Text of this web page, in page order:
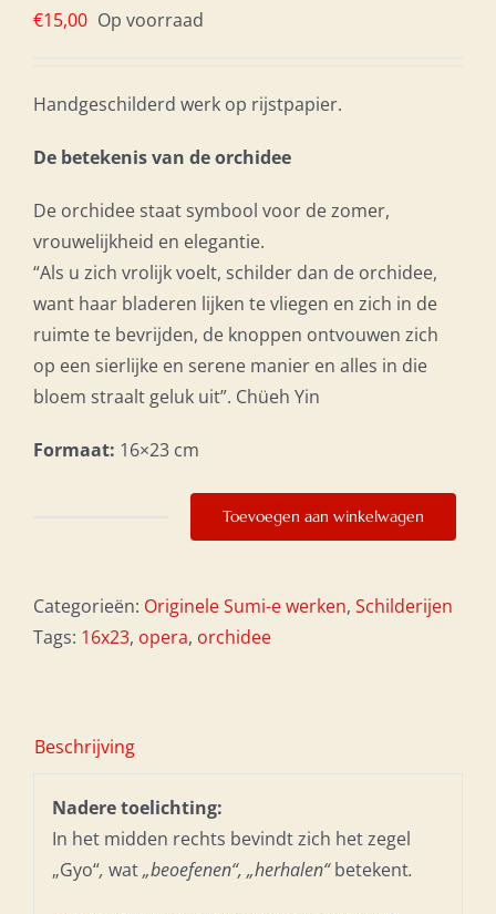
€15,00 Op voorraad
Handgeschilderd werk op rijstpapier.
De betekenis van de orchidee
De orchidee staat symbool voor de zomer,
vrouwelijkheid en elegantie.
“Als u zich vrolijk voelt, schilder dan de orchidee,
want haar bladeren lijken te vliegen en zich in de
ruimte te bevrijden, de knoppen ontvouwen zich
op een sierlijke en serene manier en alles in die
bloem straalt geluk uit”. Chüeh Yin
Formaat: 16×23 cm
Toevoegen aan winkelwagen
Categorieën: Originele Sumi-e werken, Schilderijen
Tags: 16x23, opera, orchidee
Beschrijving
Nadere toelichting:
In het midden rechts bevindt zich het zegel
„Gyo“, wat„beoefenen“, „herhalen“betekent.